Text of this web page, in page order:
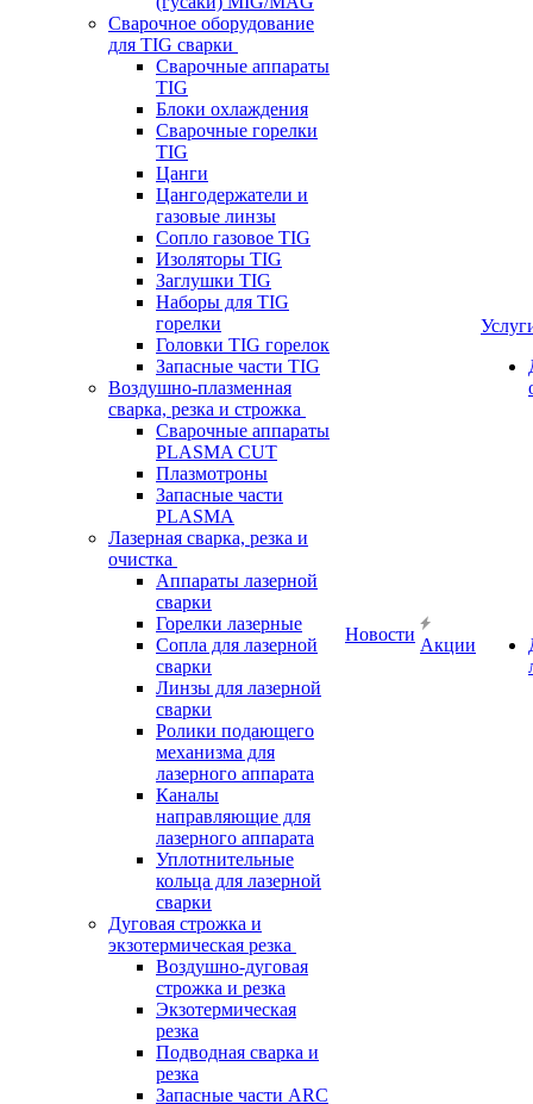
Сварочное оборудование
для TIG сварки
Сварочные аппараты
TIG
Блоки охлаждения
Сварочные горелки
TIG
Цанги
Цангодержатели и
газовые линзы
Сопло газовое TIG
Изоляторы TIG
Заглушки TIG
Наборы для TIG
горелки
Головки TIG горелок
Запасные части TIG
Воздушно-плазменная
сварка, резка и строжка
Сварочные аппараты
PLASMA CUT
Плазмотроны
Запасные части
PLASMA
Лазерная сварка, резка и
очистка
Аппараты лазерной
сварки
Горелки лазерные
Сопла для лазерной
сварки
Линзы для лазерной
сварки
Ролики подающего
механизма для
лазерного аппарата
Каналы
направляющие для
лазерного аппарата
Уплотнительные
кольца для лазерной
сварки
Дуговая строжка и
экзотермическая резка
Воздушно-дуговая
строжка и резка
Экзотермическая
резка
Подводная сварка и
резка
Запасные части ARC
Новости
Акции